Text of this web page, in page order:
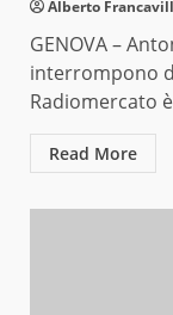
Alberto
GENOVA –
interrompono
Radiomercato
Read More